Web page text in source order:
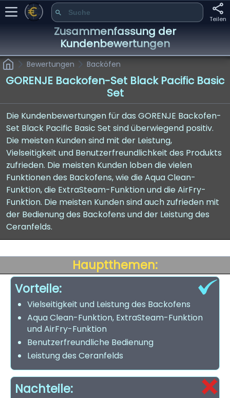
Teilen
Zusammenfassung der
Kundenbewertungen
Bewertungen Backöfen
GORENJE Backofen-Set Black Pacific Basic
Set
Die Kundenbewertungen für das GORENJE Backofen-
Set Black Pacific Basic Set sind überwiegend positiv.
Die meisten Kunden sind mit der Leistung,
Vielseitigkeit und Benutzerfreundlichkeit des Produkts
zufrieden. Die meisten Kunden loben die vielen
Funktionen des Backofens, wie die Aqua Clean-
Funktion, die ExtraSteam-Funktion und die AirFry-
Funktion. Die meisten Kunden sind auch zufrieden mit
der Bedienung des Backofens und der Leistung des
Ceranfelds.
Hauptthemen:
Vorteile:
Vielseitigkeit und Leistung des Backofens
Aqua Clean-Funktion, ExtraSteam-Funktion
und AirFry-Funktion
Benutzerfreundliche Bedienung
Leistung des Ceranfelds
Nachteile: